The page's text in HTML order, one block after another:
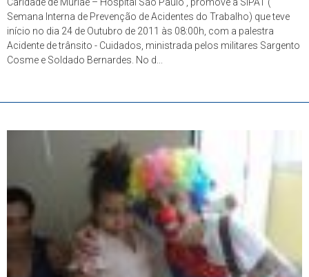
Semana Interna de Prevenção de Acidentes do Trabalho) que teve
início no dia 24 de Outubro de 2011 às 08:00h, com a palestra
Acidente de trânsito - Cuidados, ministrada pelos militares Sargento
Cosme e Soldado Bernardes. No d...